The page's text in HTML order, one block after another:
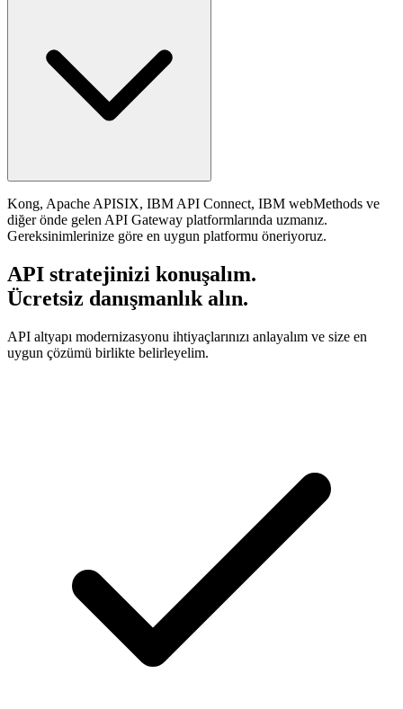
Kong, Apache APISIX, IBM API Connect, IBM webMethods ve
diğer önde gelen API Gateway platformlarında uzmanız.
Gereksinimlerinize göre en uygun platformu öneriyoruz.
API stratejinizi konuşalım.
Ücretsiz danışmanlık alın.
API altyapı modernizasyonu ihtiyaçlarınızı anlayalım ve size en
uygun çözümü birlikte belirleyelim.